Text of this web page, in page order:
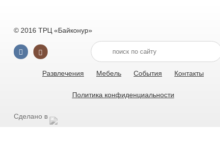
© 2016 ТРЦ «Байконур»
Развлечения Мебель События Контакты
Политика конфиденциальности
Сделано в